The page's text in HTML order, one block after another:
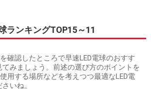
ランキングTOP15～11
確認したところで早速LED電球のおすす
みましょう。前述の選び方のポイントを
用する場所などを考えつつ最適なLED電
いね。